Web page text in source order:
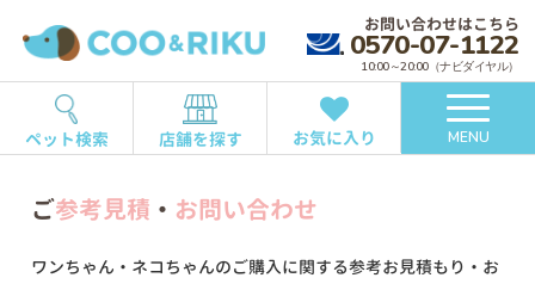
お問い合わせはこちら
0570-07-1122
10:00～20:00（ナビダイヤル）
ペット検索 店舗を探す お気に入り MENU
ご参考見積 ・ お問い合わせ
ワンちゃん・ネコちゃんのご購入に関する参考お見積もり・お